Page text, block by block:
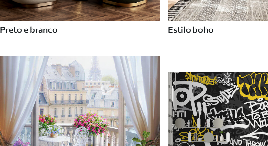
Preto e branco Estilo boho